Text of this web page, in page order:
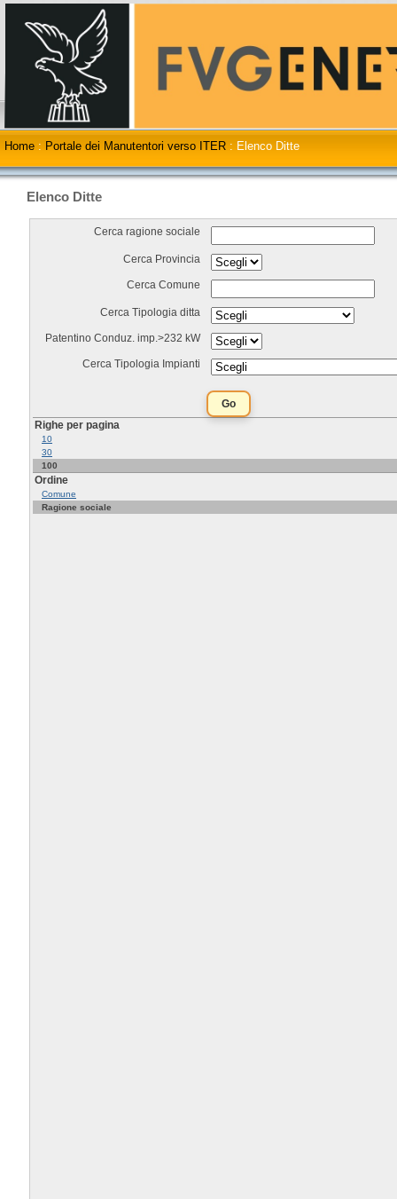
Home : Portale dei Manutentori verso ITER : Elenco Ditte
Elenco Ditte
Cerca ragione sociale
Cerca Provincia
Cerca Comune
Cerca Tipologia ditta
Patentino Conduz. imp.>232 kW
Cerca Tipologia Impianti
Righe per pagina
10
30
100
Ordine
Comune
Ragione sociale